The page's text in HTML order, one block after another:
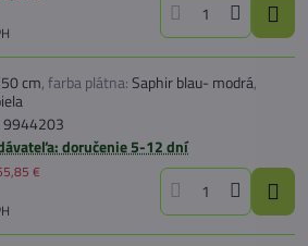
cm,farba plátna:Saphir blau- modrá,
9944203
doručenie 5-12 dní
€